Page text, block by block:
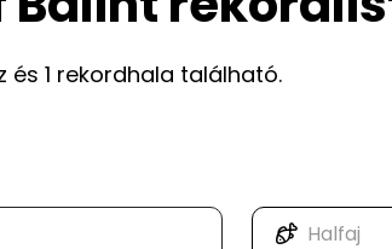
és 1 rekordhala található.